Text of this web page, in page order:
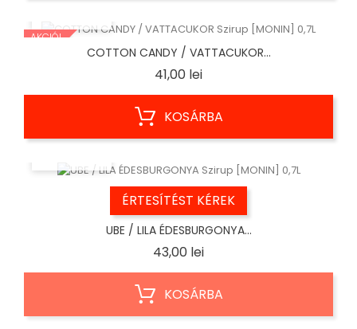
AKCIÓ!
COTTON CANDY / VATTACUKOR...
41,00 leiÁr
KOSÁRBA
ÉRTESÍTÉST KÉREK
UBE / LILA ÉDESBURGONYA...
43,00 leiÁr
KOSÁRBA